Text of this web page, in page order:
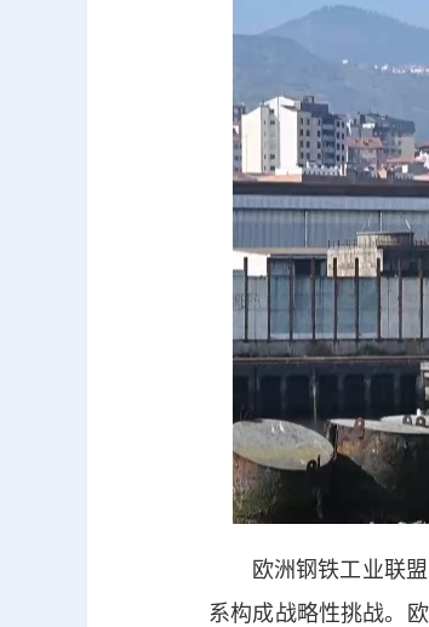
欧洲钢铁工业联盟
系构成战略性挑战。